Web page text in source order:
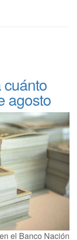
cuánto
agosto
el Banco Nación